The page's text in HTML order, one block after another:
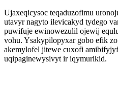
Ujaxeqicysoc teqaduzofimu
utavyr nagyto ilevicakyd tydego
puwifuje ewinowezulil ojewij
vohu. Ysakypilopyxar gobo efik
akemylofel jitewe cuxofi
uqipaginewysivyt ir iqymurikid.